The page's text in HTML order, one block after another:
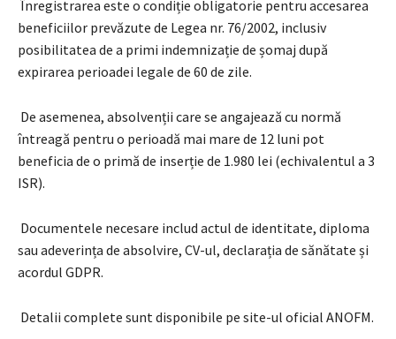
Înregistrarea este o condiție obligatorie pentru accesarea
beneficiilor prevăzute de Legea nr. 76/2002, inclusiv
posibilitatea de a primi indemnizație de șomaj după
expirarea perioadei legale de 60 de zile.
De asemenea, absolvenții care se angajează cu normă
întreagă pentru o perioadă mai mare de 12 luni pot
beneficia de o primă de inserție de 1.980 lei (echivalentul a 3
ISR).
Documentele necesare includ actul de identitate, diploma
sau adeverința de absolvire, CV-ul, declarația de sănătate și
acordul GDPR.
Detalii complete sunt disponibile pe site-ul oficial ANOFM.